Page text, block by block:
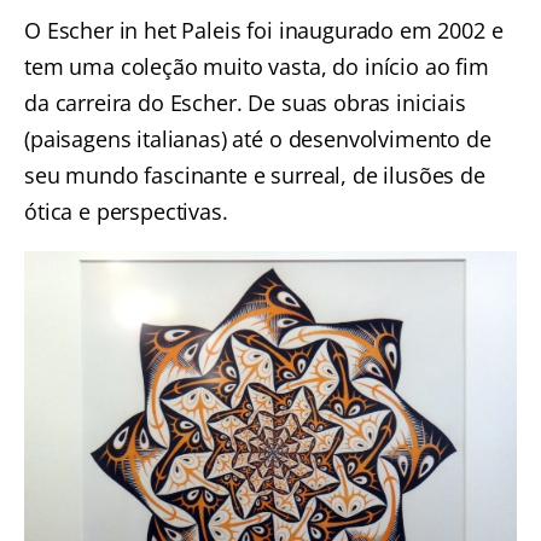
O Escher in het Paleis foi inaugurado em 2002 e
tem uma coleção muito vasta, do início ao fim
da carreira do Escher. De suas obras iniciais
(paisagens italianas) até o desenvolvimento de
seu mundo fascinante e surreal, de ilusões de
ótica e perspectivas.